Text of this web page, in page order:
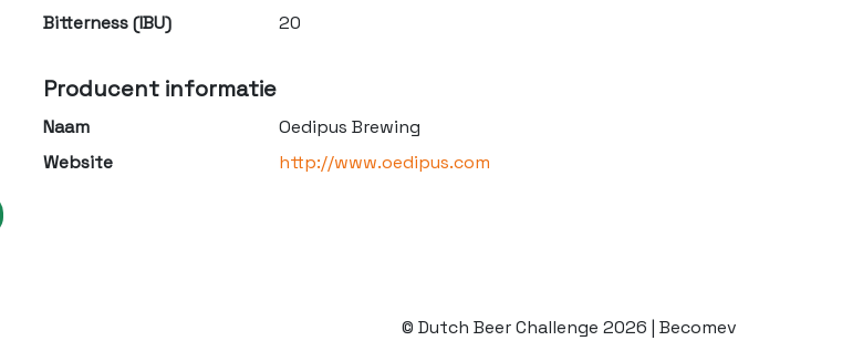
Bitterness (IBU)
20
Producent informatie
Naam
Oedipus Brewing
Website
http://www.oedipus.com
© Dutch Beer Challenge 2026 | Becomev